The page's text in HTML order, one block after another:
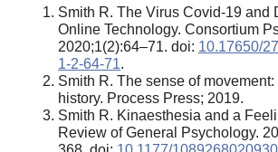
Smith R. The Virus Covid-19 and
Online Technology. Consortium
2020;1(2):64–71. doi: 10.17650/
1-2-64-71.
Smith R. The sense of movement:
history. Process Press; 2019.
Smith R. Kinaesthesia and a
Review of General Psychology.